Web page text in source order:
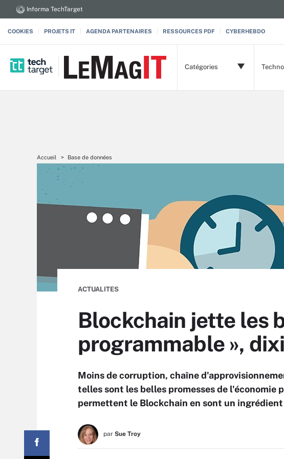
Informa TechTarget
COOKIES PROJETS IT AGENDA PARTENAIRES RESSOURCES PDF CYBERHEBDO
Catégories
Accueil Base de données
ACTUALITES
Blockchain jette les
programmable »,
Moins de corruption, chaîne
telles sont les belles promesses de l'économie
permettent le Blockchain en sont un
par Sue Troy